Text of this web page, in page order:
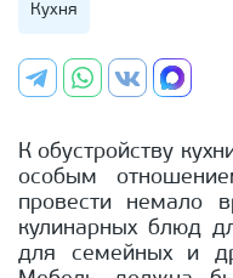
Кухня
К обустройству
особым
провести немало
кулинарных блюд
для семейных и